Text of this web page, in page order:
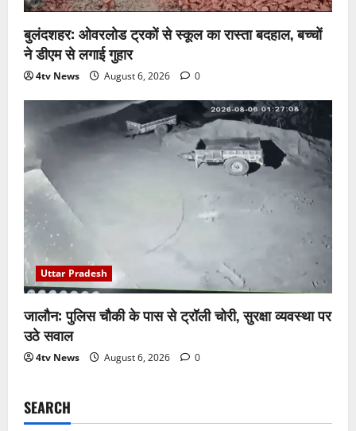
बुलंदशहर: ओवरलोड ट्रकों से स्कूल का रास्ता बदहाल, बच्चों
ने डीएम से लगाई गुहार
4tv News August 6, 2026 0
Uttar Pradesh
जालौन: पुलिस चौकी के पास से ट्रॉली चोरी, सुरक्षा व्यवस्था पर
उठे सवाल
4tv News August 6, 2026 0
SEARCH